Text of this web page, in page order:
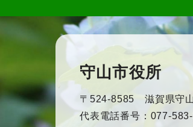
守山市役所
〒524-8585 滋賀県守
代表電話番号：077-